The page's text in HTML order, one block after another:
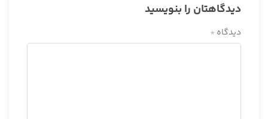
دیدگاهتان را بنویسید
دیدگاه *